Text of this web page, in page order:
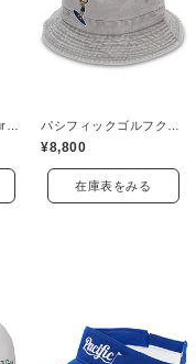
¥8,800
在庫表をみる